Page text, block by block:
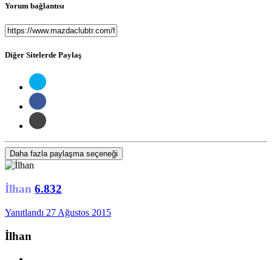
Yorum bağlantısı
Diğer Sitelerde Paylaş
Daha fazla paylaşma seçeneği
İlhan 6.832
Yanıtlandı 27 Ağustos 2015
İlhan